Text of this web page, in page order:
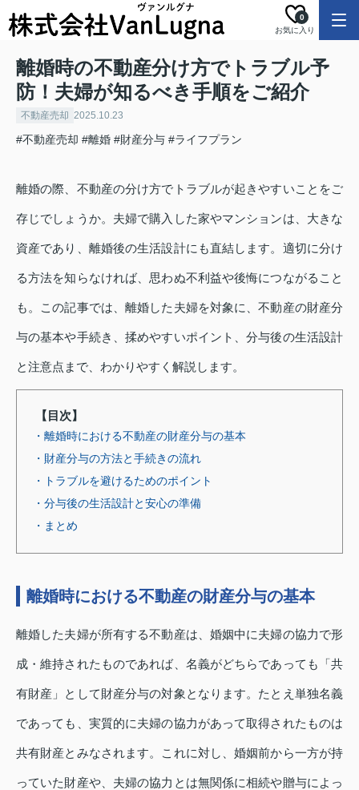
お気に入り
0
離婚時の不動産分け方でトラブル予
防！夫婦が知るべき手順をご紹介
不動産売却 2025.10.23
#不動産売却 #離婚 #財産分与 #ライフプラン
離婚の際、不動産の分け方でトラブルが起きやすいことをご
存じでしょうか。夫婦で購入した家やマンションは、大きな
資産であり、離婚後の生活設計にも直結します。適切に分け
る方法を知らなければ、思わぬ不利益や後悔につながること
も。この記事では、離婚した夫婦を対象に、不動産の財産分
与の基本や手続き、揉めやすいポイント、分与後の生活設計
と注意点まで、わかりやすく解説します。
【目次】
・離婚時における不動産の財産分与の基本
・財産分与の方法と手続きの流れ
・トラブルを避けるためのポイント
・分与後の生活設計と安心の準備
・まとめ
離婚時における不動産の財産分与の基本
離婚した夫婦が所有する不動産は、婚姻中に夫婦の協力で形
成・維持されたものであれば、名義がどちらであっても「共
有財産」として財産分与の対象となります。たとえ単独名義
であっても、実質的に夫婦の協力があって取得されたものは
共有財産とみなされます。これに対し、婚姻前から一方が持
っていた財産や、夫婦の協力とは無関係に相続や贈与によっ